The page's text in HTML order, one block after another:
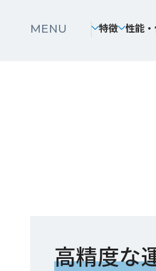
MENU 特徴 性能
高精度な